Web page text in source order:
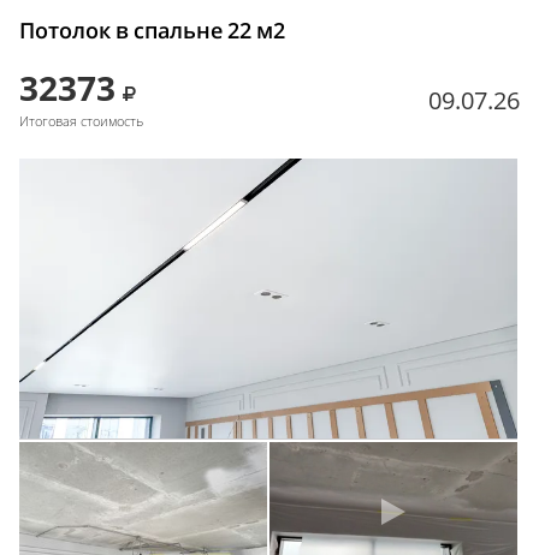
Потолок в спальне 22 м2
32373
Итоговая стоимость
09.07.26